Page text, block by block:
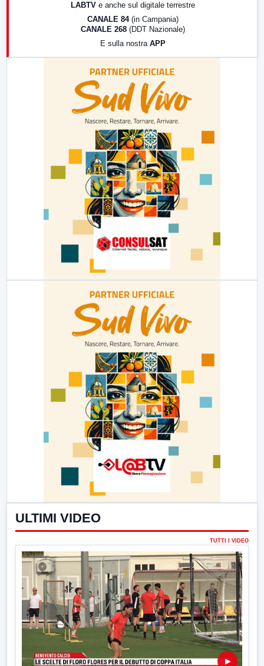
LABTV e anche sul digitale terrestre
CANALE 84 (in Campania)
CANALE 268 (DDT Nazionale)
E sulla nostra APP
ULTIMI VIDEO
TUTTI I VIDEO
▶